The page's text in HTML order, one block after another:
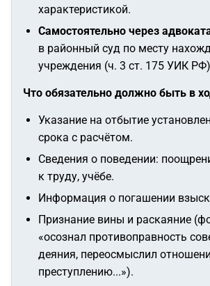
характеристикой.
Самостоятельно через
в районный суд по месту
учреждения (ч. 3 ст. 175 УИК
Что обязательно должно быть в
Указание на отбытие
срока с расчётом.
Сведения о поведении:
к труду, учёбе.
Информация о погашении
Признание вины и раскаяние
«осознал противоправность
деяния, переосмыслил
преступлению...»).